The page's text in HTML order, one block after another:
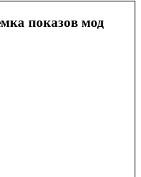
показов мод